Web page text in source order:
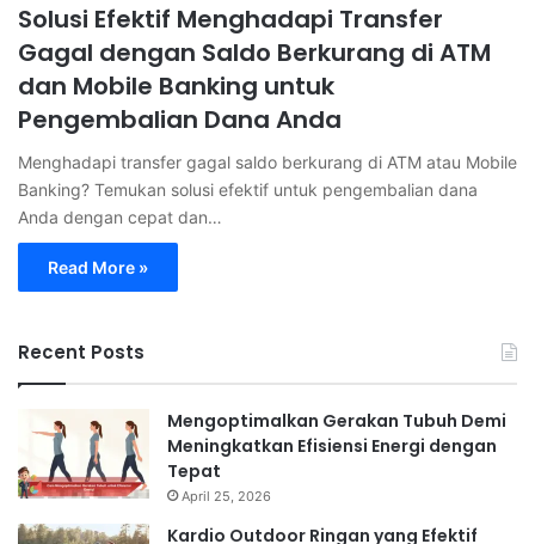
Solusi Efektif Menghadapi Transfer
Gagal dengan Saldo Berkurang di ATM
dan Mobile Banking untuk
Pengembalian Dana Anda
Menghadapi transfer gagal saldo berkurang di ATM atau Mobile
Banking? Temukan solusi efektif untuk pengembalian dana
Anda dengan cepat dan…
Read More »
Recent Posts
Mengoptimalkan Gerakan Tubuh Demi
Meningkatkan Efisiensi Energi dengan
Tepat
April 25, 2026
Kardio Outdoor Ringan yang Efektif